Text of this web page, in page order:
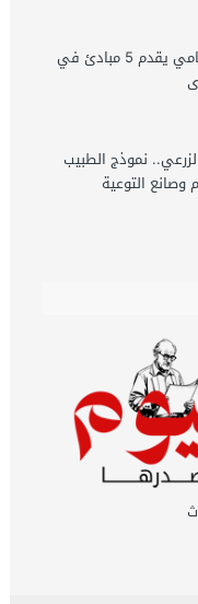
غريب ناصر اليامي يقدم 5 مبادئ في
نموذج الطبيب
وصانع التوعية